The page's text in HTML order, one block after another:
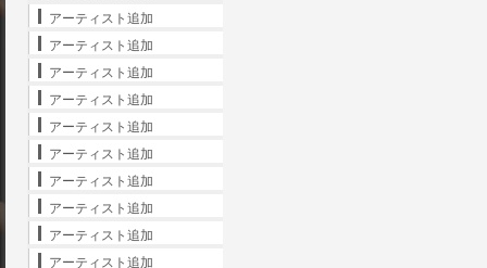
アーティスト追加
アーティスト追加
アーティスト追加
アーティスト追加
アーティスト追加
アーティスト追加
アーティスト追加
アーティスト追加
アーティスト追加
アーティスト追加